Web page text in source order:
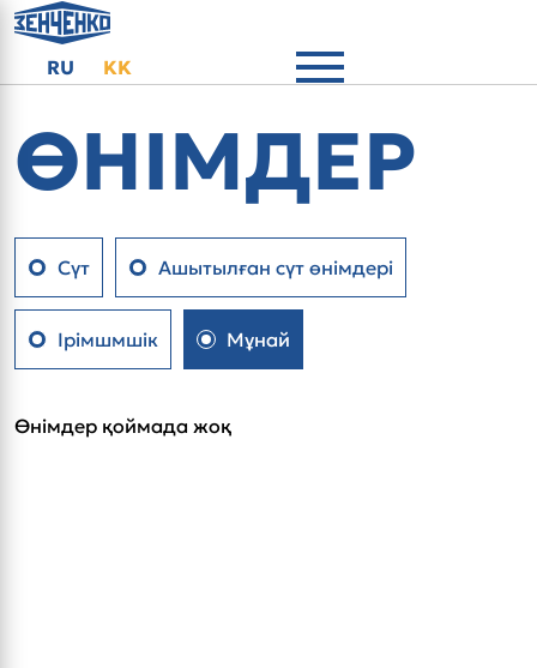
Тіліңізді таңдаңыз
RU KK
ӨНІМДЕР
Сүт Ашытылған сүт өнімдері
Ірімшмшік Мұнай
Өнімдер қоймада жоқ